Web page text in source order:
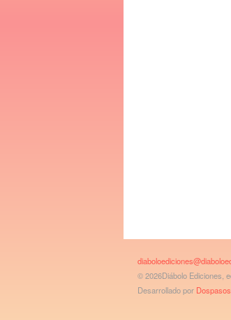
© 2026Diábolo Ediciones,
Desarrollado por Dospasos